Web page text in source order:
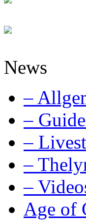
News
–
–
–
–
–
Age of